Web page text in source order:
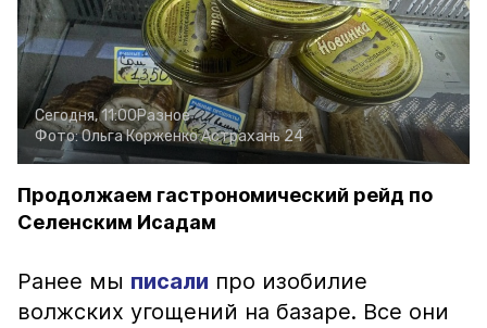
Сегодня, 11:00Разное
Фото:Ольга КорженкоАстрахань 24
Продолжаем гастрономический рейд по
Селенским Исадам
Ранее мы писали про изобилие
волжских угощений на базаре. Все они